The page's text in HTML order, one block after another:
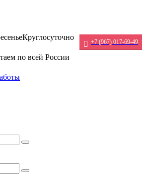
+7 (967) 017-69-49
Круглосуточно
по всей России